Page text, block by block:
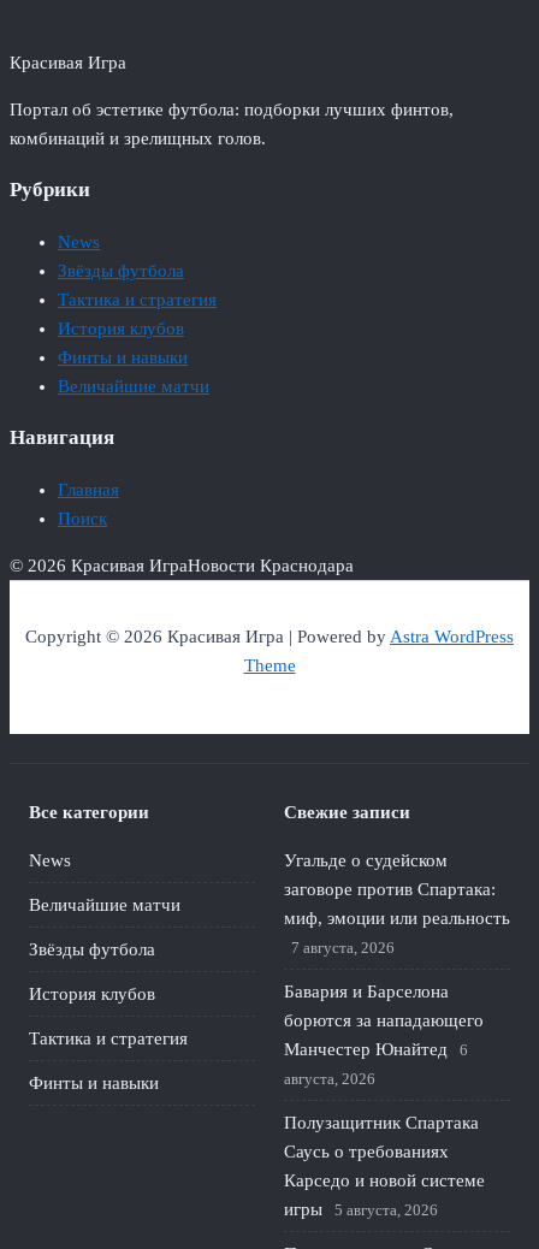
Красивая Игра
Портал об эстетике футбола: подборки лучших финтов,
комбинаций и зрелищных голов.
Рубрики
News
Звёзды футбола
Тактика и стратегия
История клубов
Финты и навыки
Величайшие матчи
Навигация
Главная
Поиск
© 2026 Красивая ИграНовости Краснодара
Copyright © 2026 Красивая Игра | Powered byAstra WordPress
Theme
Все категории
News
Величайшие матчи
Звёзды футбола
История клубов
Тактика и стратегия
Финты и навыки
Свежие записи
Угальде о судейском
заговоре против Спартака:
миф, эмоции или реальность
7 августа, 2026
Бавария и Барселона
борются за нападающего
Манчестер Юнайтед
6
августа, 2026
Полузащитник Спартака
Саусь о требованиях
Карседо и новой системе
игры
5 августа, 2026